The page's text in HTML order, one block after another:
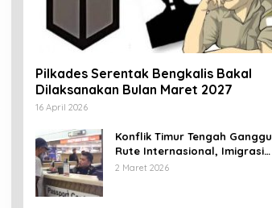
Pilkades Serentak Bengkalis Bakal
Dilaksanakan Bulan Maret 2027
16 April 2026
Konflik Timur Tengah Ganggu
Rute Internasional, Imigrasi
Siapkan Langkah Antisipatif
2 Maret 2026